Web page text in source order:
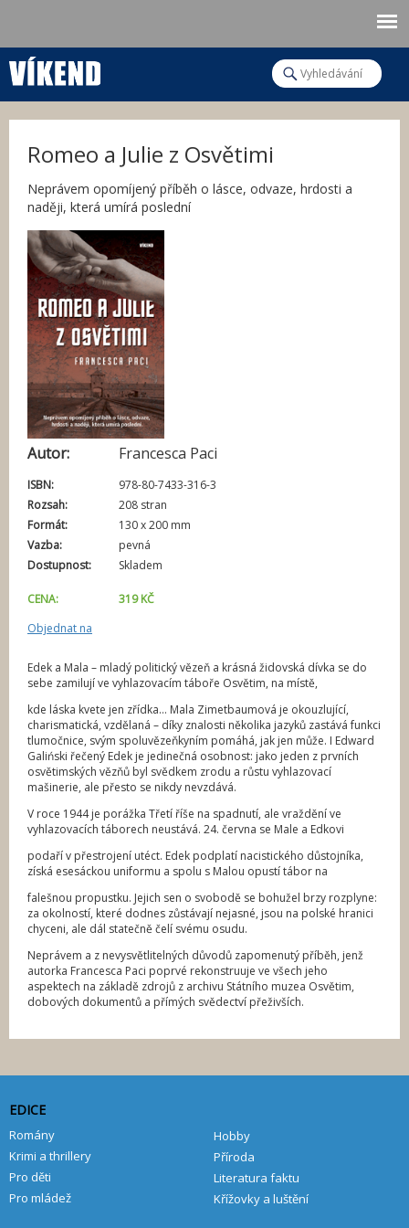
V
y
l
H
l
e
Romeo a Julie z Osvětimi
Neprávem opomíjený příběh o lásce, odvaze, hrdosti a
naději, která umírá poslední
Autor: Francesca Paci
ISBN:
978-80-7433-316-3
Rozsah:
208 stran
Formát:
130 x 200 mm
Vazba:
pevná
Dostupnost:
Skladem
CENA:
319 KČ
Objednat na
Edek a Mala – mladý politický vězeň a krásná židovská dívka se do
sebe zamilují ve vyhlazovacím táboře Osvětim, na místě,
kde láska kvete jen zřídka… Mala Zimetbaumová je okouzlující,
charismatická, vzdělaná – díky znalosti několika jazyků zastává funkci
tlumočnice, svým spoluvězeňkyním pomáhá, jak jen může. I Edward
Galiński řečený Edek je jedinečná osobnost: jako jeden z prvních
osvětimských vězňů byl svědkem zrodu a růstu vyhlazovací
mašinerie, ale přesto se nikdy nevzdává.
V roce 1944 je porážka Třetí říše na spadnutí, ale vraždění ve
vyhlazovacích táborech neustává. 24. června se Male a Edkovi
podaří v přestrojení utéct. Edek podplatí nacistického důstojníka,
získá esesáckou uniformu a spolu s Malou opustí tábor na
falešnou propustku. Jejich sen o svobodě se bohužel brzy rozplyne:
za okolností, které dodnes zůstávají nejasné, jsou na polské hranici
chyceni, ale dál statečně čelí svému osudu.
Neprávem a z nevysvětlitelných důvodů zapomenutý příběh, jenž
autorka Francesca Paci poprvé rekonstruuje ve všech jeho
aspektech na základě zdrojů z archivu Státního muzea Osvětim,
dobových dokumentů a přímých svědectví přeživších.
EDICE
Romány
Krimi a thrillery
Pro děti
Pro mládež
Hobby
Příroda
Literatura faktu
Křížovky a luštění